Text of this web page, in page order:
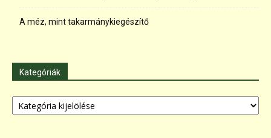
A méz, mint takarmánykiegészítő
Kategóriák
Kategóriák